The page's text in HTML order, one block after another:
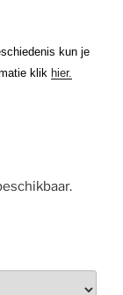
kun je
klik hier.